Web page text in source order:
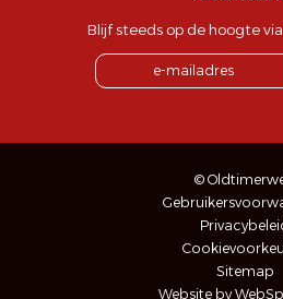
Blijf steeds op de hoogte
©
Sitemap
Website by